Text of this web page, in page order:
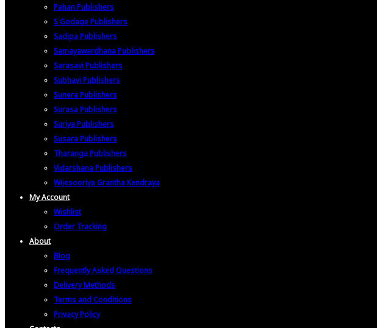
Pahan Publishers
S Godage Publishers
Sadipa Publishers
Samayawardhana Publishers
Sarasavi Publishers
Subhavi Publishers
Sunera Publishers
Surasa Publishers
Suriya Publishers
Susara Publishers
Tharanga Publishers
Vidarshana Publishers
Wijesooriya Grantha Kendraya
My Account
Wishlist
Order Tracking
About
Blog
Frequently Asked Questions
Delivery Methods
Terms and Conditions
Privacy Policy